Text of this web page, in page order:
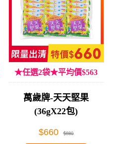
★任選2袋★平均價$563
萬歲牌-天天堅果
(36gX22包)
$660 $880